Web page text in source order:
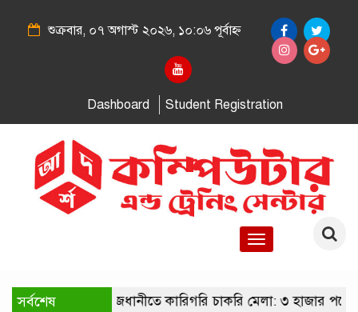
শুক্রবার, ০৭ অগাস্ট ২০২৬, ১০:০৬ পূর্বাহ্ন
Dashboard Student Registration
Toggle
সর্বশেষ রাজধানীতে কারিগরি চাকরি মেলা: ৩ হাজার